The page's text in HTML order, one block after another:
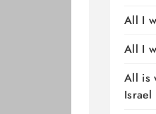
All I
All I
All is
Israel